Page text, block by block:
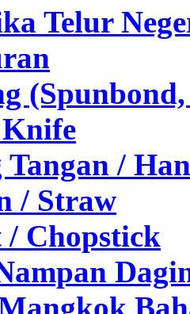
Telur
Tangan /
/ Straw
/ Chopstick